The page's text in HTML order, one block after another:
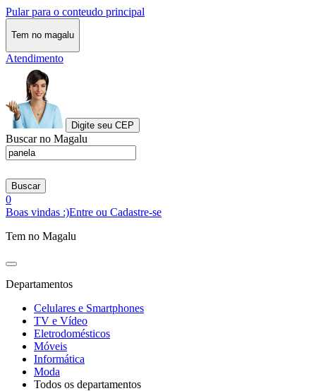
Pular para o conteudo principal
Tem no magalu
Atendimento
Digite seu CEP
Buscar no Magalu
Buscar
0
Boas vindas :)Entre ou Cadastre-se
Tem no Magalu
Departamentos
Celulares e Smartphones
TV e Vídeo
Eletrodomésticos
Móveis
Informática
Moda
Todos os departamentos